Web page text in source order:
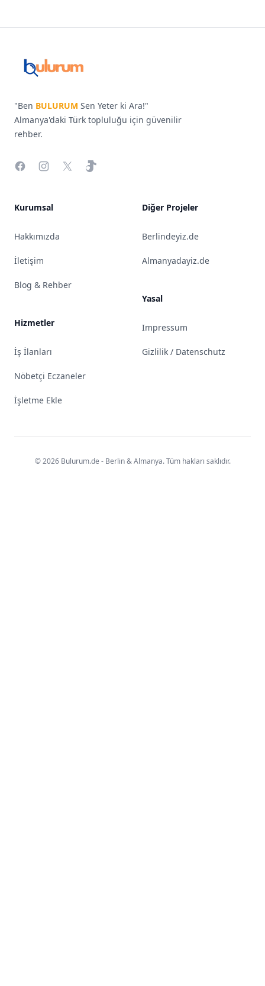
Bulurum.de
"Ben BULURUM Sen Yeter ki Ara!"
Almanya'daki Türk topluluğu için güvenilir
rehber.
FacebookInstagram
X TikTok
Kurumsal
Hakkımızda
İletişim
Blog & Rehber
Hizmetler
İş İlanları
Nöbetçi Eczaneler
İşletme Ekle
Diğer Projeler
Berlindeyiz.de
Almanyadayiz.de
Yasal
Impressum
Gizlilik / Datenschutz
© 2026 Bulurum.de - Berlin & Almanya. Tüm hakları saklıdır.